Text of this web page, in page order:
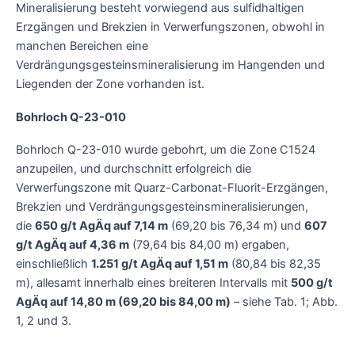
Mineralisierung besteht vorwiegend aus sulfidhaltigen
Erzgängen und Brekzien in Verwerfungszonen, obwohl in
manchen Bereichen eine
Verdrängungsgesteinsmineralisierung im Hangenden und
Liegenden der Zone vorhanden ist.
Bohrloch Q-23-010
Bohrloch Q-23-010 wurde gebohrt, um die Zone C1524
anzupeilen, und durchschnitt erfolgreich die
Verwerfungszone mit Quarz-Carbonat-Fluorit-Erzgängen,
Brekzien und Verdrängungsgesteinsmineralisierungen,
die 650 g/t AgÄq auf 7,14 m (69,20 bis 76,34 m) und 607
g/t AgÄq auf 4,36 m (79,64 bis 84,00 m) ergaben,
einschließlich 1.251 g/t AgÄq auf 1,51 m (80,84 bis 82,35
m), allesamt innerhalb eines breiteren Intervalls mit 500 g/t
AgÄq auf 14,80 m (69,20 bis 84,00 m) – siehe Tab. 1; Abb.
1, 2 und 3.